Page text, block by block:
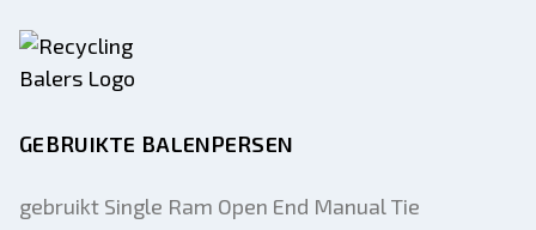
GEBRUIKTE BALENPERSEN
gebruikt Single Ram Open End Manual Tie